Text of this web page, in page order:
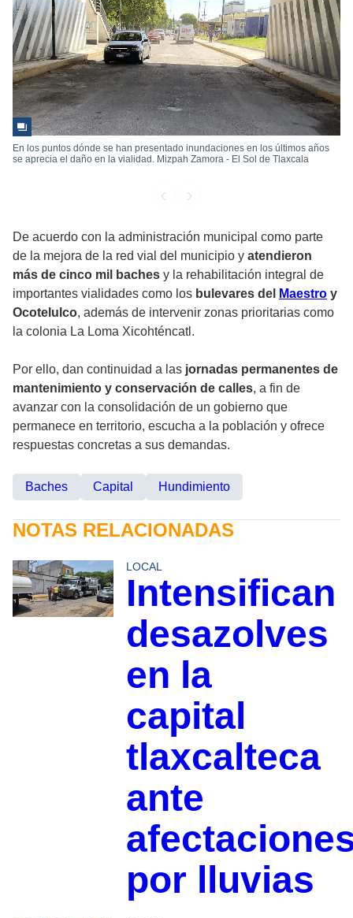
En los puntos dónde se han presentado inundaciones en los últimos años
se aprecia el daño en la vialidad. Mizpah Zamora - El Sol de Tlaxcala
De acuerdo con la administración municipal como parte
de la mejora de la red vial del municipio y atendieron
más de cinco mil baches y la rehabilitación integral de
importantes vialidades como los bulevares del Maestro y
Ocotelulco, además de intervenir zonas prioritarias como
la colonia La Loma Xicohténcatl.
Por ello, dan continuidad a las jornadas permanentes de
mantenimiento y conservación de calles, a fin de
avanzar con la consolidación de un gobierno que
permanece en territorio, escucha a la población y ofrece
respuestas concretas a sus demandas.
Baches Capital Hundimiento
NOTAS RELACIONADAS
LOCAL
Intensifican
desazolves
en la
capital
tlaxcalteca
ante
por lluvias